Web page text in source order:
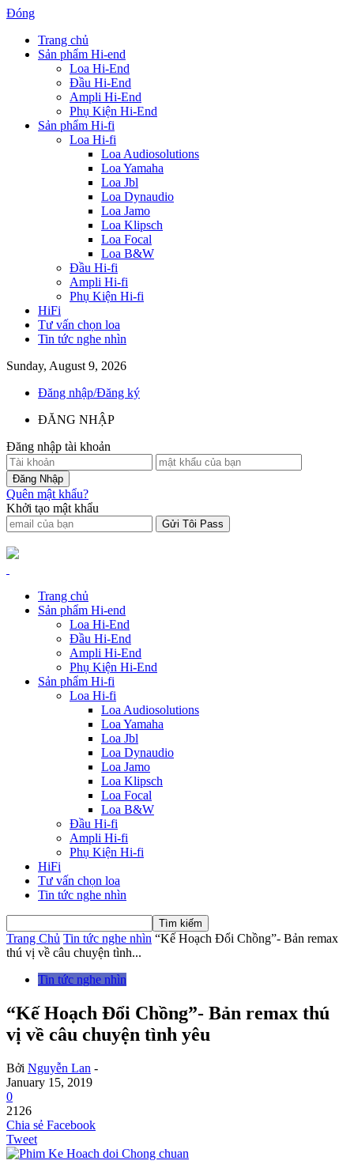
Đóng
Trang chủ
Sản phẩm Hi-end
Loa Hi-End
Đầu Hi-End
Ampli Hi-End
Phụ Kiện Hi-End
Sản phẩm Hi-fi
Loa Hi-fi
Loa Audiosolutions
Loa Yamaha
Loa Jbl
Loa Dynaudio
Loa Jamo
Loa Klipsch
Loa Focal
Loa B&W
Đầu Hi-fi
Ampli Hi-fi
Phụ Kiện Hi-fi
HiFi
Tư vấn chọn loa
Tin tức nghe nhìn
Sunday, August 9, 2026
Đăng nhập/Đăng ký
ĐĂNG NHẬP
Đăng nhập tài khoản
Quên mật khẩu?
Khởi tạo mật khẩu
Trang chủ
Sản phẩm Hi-end
Loa Hi-End
Đầu Hi-End
Ampli Hi-End
Phụ Kiện Hi-End
Sản phẩm Hi-fi
Loa Hi-fi
Loa Audiosolutions
Loa Yamaha
Loa Jbl
Loa Dynaudio
Loa Jamo
Loa Klipsch
Loa Focal
Loa B&W
Đầu Hi-fi
Ampli Hi-fi
Phụ Kiện Hi-fi
HiFi
Tư vấn chọn loa
Tin tức nghe nhìn
Trang Chủ Tin tức nghe nhìn “Kế Hoạch Đổi Chồng”- Bản remax
thú vị về câu chuyện tình...
Tin tức nghe nhìn
“Kế Hoạch Đổi Chồng”- Bản remax thú
vị về câu chuyện tình yêu
Bởi Nguyễn Lan -
January 15, 2019
0
2126
Chia sẻ Facebook
Tweet